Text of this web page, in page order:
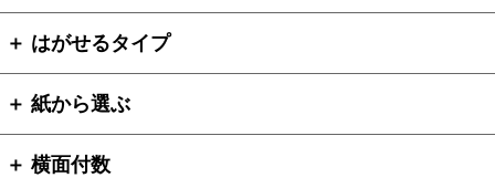
＋ はがせるタイプ
＋ 紙から選ぶ
＋ 横面付数